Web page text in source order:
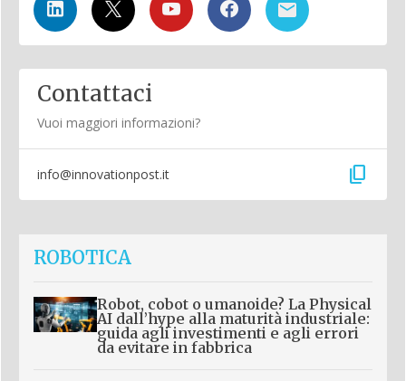
Contattaci
Vuoi maggiori informazioni?
info@innovationpost.it content_copy
ROBOTICA
Robot, cobot o umanoide? La Physical
AI dall’hype alla maturità industriale:
guida agli investimenti e agli errori
da evitare in fabbrica